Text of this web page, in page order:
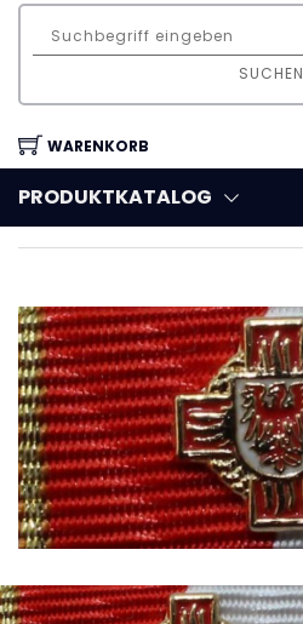
SUCHEN
WARENKORB
PRODUKTKATALOG